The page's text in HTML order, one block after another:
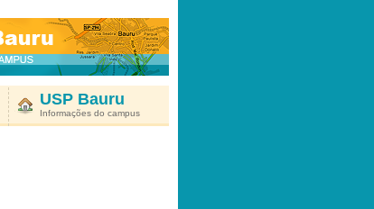
USP Bauru
Informações do campus